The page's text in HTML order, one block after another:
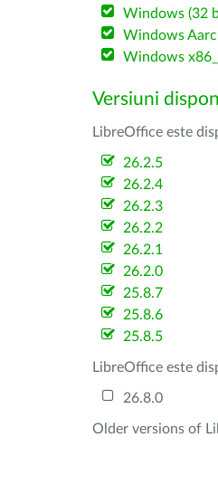
Windows (32
Windows
Windows
Versiuni
LibreOffice este
26.2.5
26.2.4
26.2.3
26.2.2
26.2.1
26.2.0
25.8.7
25.8.6
25.8.5
LibreOffice este
26.8.0
Older versions of